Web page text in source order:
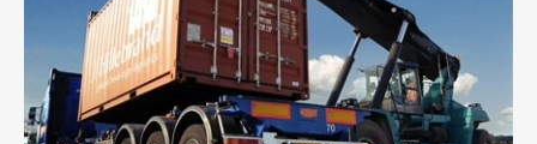
от 10 000 руб. Возможен догруз
- Доставка фурой до 20 т возможна для больших
объемов грузов, упакованных в коробки, мешки,
паллеты и россыпью в самые отдаленные места